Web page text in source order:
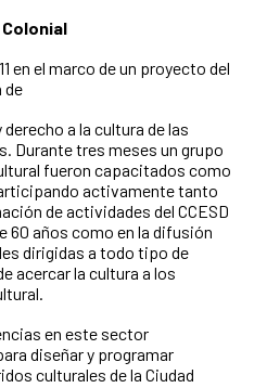
Colonial
en el marco de un proyecto del
de
a la cultura de las
Durante tres meses un grupo
fueron capacitados como
activamente tanto
de actividades del CCESD
60 años como en la difusión
dirigidas a todo tipo de
acercar la cultura a los
en este sector
diseñar y programar
culturales de la Ciudad